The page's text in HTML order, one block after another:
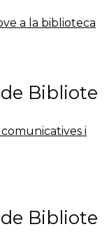
a la biblioteca
Bibliote
i
Bibliote